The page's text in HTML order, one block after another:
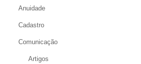
Anuidade
Cadastro
Comunicação
Artigos